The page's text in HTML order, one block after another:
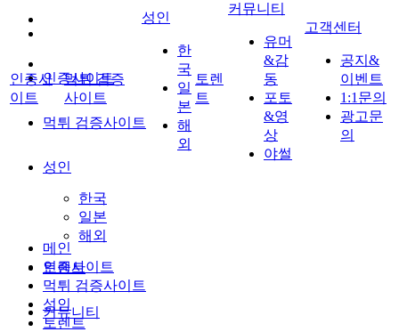
인증사이트
먹튀 검증사이트
성인
한국
일본
해외
토렌트
커뮤니티
인증사
이트
먹튀 검증
사이트
성인
한
국
일
본
해
외
토렌
트
커뮤니티
유머
&감
동
포토
&영
상
야썰
고객센터
공지&
이벤트
1:1문의
광고문
의
메인
인증사이트
먹튀 검증사이트
성인
토렌트